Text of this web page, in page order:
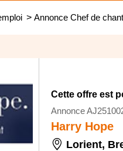
> Annonce Chef de
Cette offre est
Annonce
Harry Hope
Lorient,